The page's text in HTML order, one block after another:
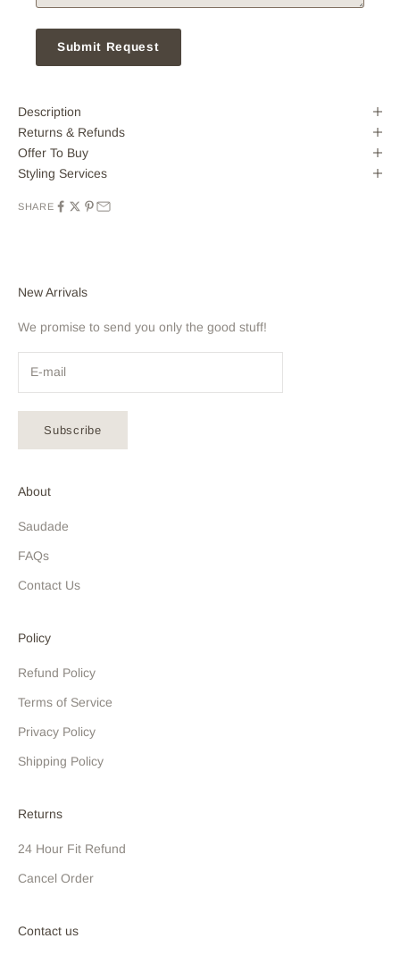
Submit Request
Description
Returns & Refunds
Offer To Buy
Styling Services
SHARE
New Arrivals
We promise to send you only the good stuff!
Subscribe
About
Saudade
FAQs
Contact Us
Policy
Refund Policy
Terms of Service
Privacy Policy
Shipping Policy
Returns
24 Hour Fit Refund
Cancel Order
Contact us